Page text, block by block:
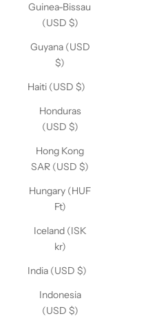
Guinea-Bissau
(USD $)
Guyana (USD
$)
Haiti (USD $)
Honduras
(USD $)
Hong Kong
SAR (USD $)
Hungary (HUF
Ft)
Iceland (ISK
kr)
India (USD $)
Indonesia
(USD $)